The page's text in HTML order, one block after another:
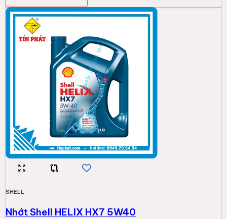
SHELL
Nhớt Shell HELIX HX7 5W40